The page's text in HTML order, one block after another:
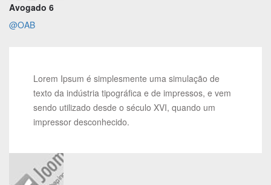
Avogado 6
@OAB
Lorem Ipsum é simplesmente uma simulação de
texto da indústria tipográfica e de impressos, e vem
sendo utilizado desde o século XVI, quando um
impressor desconhecido.